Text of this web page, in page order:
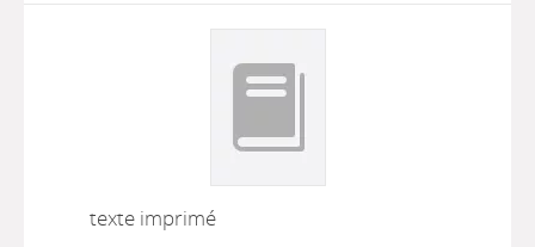
texte imprimé